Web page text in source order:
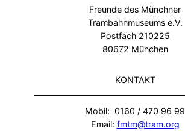
Freunde des Münchner
Trambahnmuseums e.V.
Postfach 210225
80672 München
KONTAKT
Mobil: 0160 / 470 96 99
Email: fmtm@tram.org